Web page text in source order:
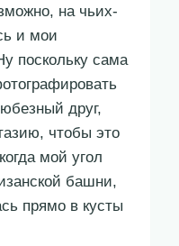
на чьих-
и мои
поскольку сама
друг,
чтобы это
мой угол
башни,
прямо в кусты